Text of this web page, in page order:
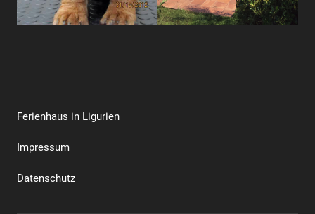
Ferienhaus in Ligurien
Impressum
Datenschutz